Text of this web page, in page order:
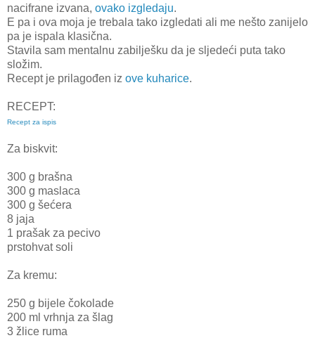
nacifrane izvana, ovako izgledaju.
E pa i ova moja je trebala tako izgledati ali me nešto zanijelo
pa je ispala klasična.
Stavila sam mentalnu zabilješku da je sljedeći puta tako
složim.
Recept je prilagođen iz ove kuharice.
RECEPT:
Recept za ispis
Za biskvit:
300 g brašna
300 g maslaca
300 g šećera
8 jaja
1 prašak za pecivo
prstohvat soli
Za kremu:
250 g bijele čokolade
200 ml vrhnja za šlag
3 žlice ruma